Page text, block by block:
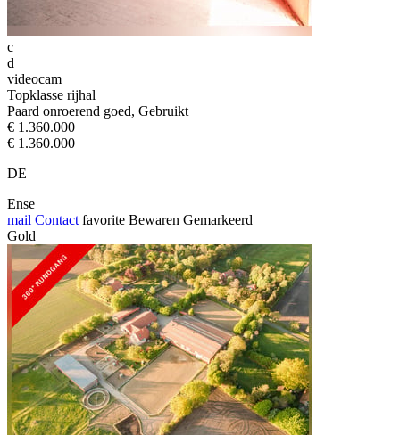
c
d
videocam
Topklasse rijhal
Paard onroerend goed, Gebruikt
€ 1.360.000
€ 1.360.000
DE
Ense
mail Contact favorite Bewaren Gemarkeerd
Gold